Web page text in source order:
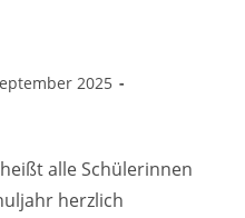
2025
alle Schülerinnen
herzlich